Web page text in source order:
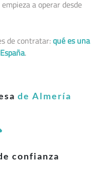
a operar desde
de contratar:qué es una
.
de Almería
confianza